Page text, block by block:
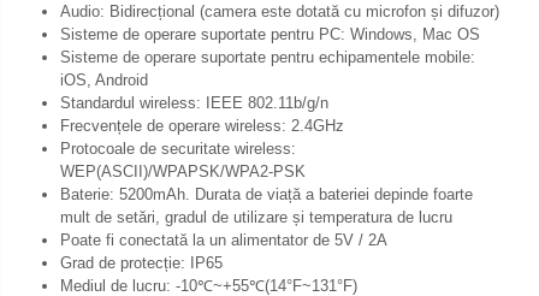
Audio: Bidirecțional (camera este dotată cu microfon și difuzor)
Sisteme de operare suportate pentru PC: Windows, Mac OS
Sisteme de operare suportate pentru echipamentele mobile:
iOS, Android
Standardul wireless: IEEE 802.11b/g/n
Frecvențele de operare wireless: 2.4GHz
Protocoale de securitate wireless:
WEP(ASCII)/WPAPSK/WPA2-PSK
Baterie: 5200mAh. Durata de viață a bateriei depinde foarte
mult de setări, gradul de utilizare și temperatura de lucru
Poate fi conectată la un alimentator de 5V / 2A
Grad de protecție: IP65
Mediul de lucru: -10℃~+55℃(14°F~131°F)